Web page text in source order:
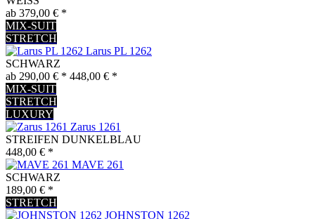
ab 379,00 € *
MIX-SUIT
STRETCH
Larus PL 1262
SCHWARZ
ab 290,00 € * 448,00 € *
MIX-SUIT
STRETCH
LUXURY
Zarus 1261
STREIFEN DUNKELBLAU
448,00 € *
MAVE 261
SCHWARZ
189,00 € *
STRETCH
JOHNSTON 1262